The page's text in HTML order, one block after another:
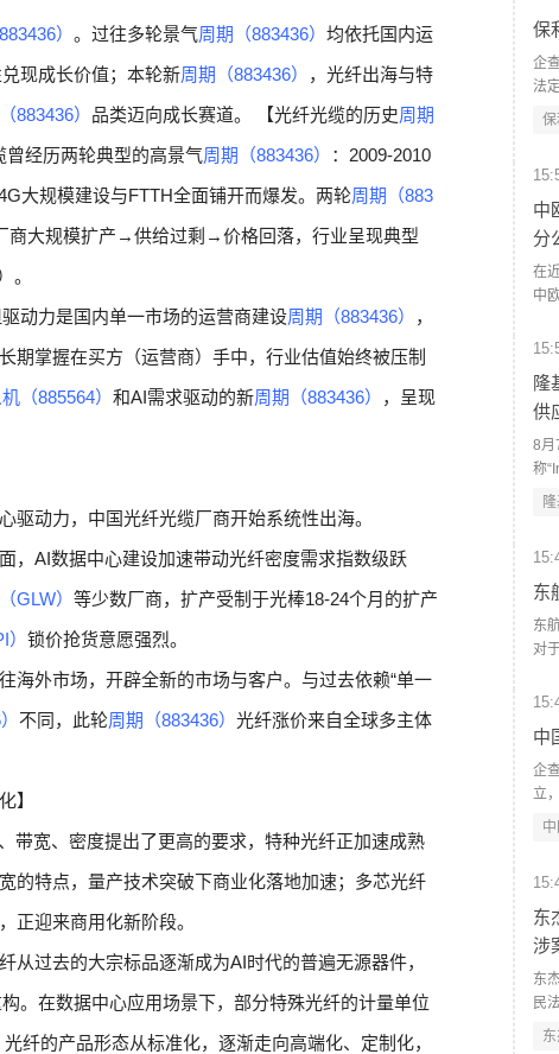
） 。过往多轮景气周期（883436） 均依托国内运
现成长价值；本轮新周期（883436）
，光纤出海与特
883436） 品类迈向成长赛道。 【光纤光缆的历史周期
经历两轮典型的高景气周期（883436）
：2009-2010
大规模建设与FTTH全面铺开而爆发。两轮周期（883
商大规模扩产→供给过剩→价格回落，行业呈现典型
。
动力是国内单一市场的运营商建设周期（883436）
，
期掌握在买方（运营商）手中，行业估值始终被压制
（885564） 和AI需求驱动的新周期（883436）
，呈现
动力，中国光纤光缆厂商开始系统性出海。
，AI数据中心建设加速带动光纤密度需求指数级跃
GLW） 等少数厂商，扩产受制于光棒18-24个月的扩产
锁价抢货意愿强烈。
海外市场，开辟全新的市场与客户。与过去依赖“单一
不同，此轮周期（883436） 光纤涨价来自全球多主体
】
带宽、密度提出了更高的要求，特种光纤正加速成熟
的特点，量产技术突破下商业化落地加速；多芯光纤
正迎来商用化新阶段。
过去的大宗标品逐渐成为AI时代的普遍无源器件，
。在数据中心应用场景下，部分特殊光纤的计量单位
纤的产品形态从标准化，逐渐走向高端化、定制化，
保
企
法
住
中
分
在
中
表
高
整
定
风
高
隆
供
8月
称
式
东
东
对
票
中
企
立
业
新
东
涉
东
民
资